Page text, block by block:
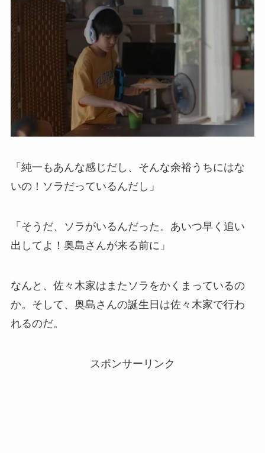
「純一もあんな感じだし、そんな余裕うちにはな
いの！ソラだっているんだし」
「そうだ、ソラがいるんだった。あいつ早く追い
出してよ！奥島さんが来る前に」
なんと、佐々木家はまたソラをかくまっているの
か。そして、奥島さんの誕生日は佐々木家で行わ
れるのだ。
スポンサーリンク